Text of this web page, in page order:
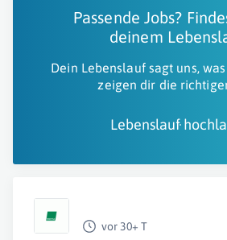
Passende Jobs?
deinem
Dein Lebenslauf sagt uns,
zeigen dir die
Lebenslauf
vor 30+ T